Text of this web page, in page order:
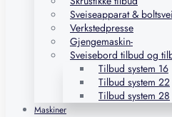
Sveiseapparat &
Verkstedpresse
Gjengemaskin-
Sveisebord tilbud og
Tilbud system 16
Tilbud system 22
Tilbud system 28
Maskiner